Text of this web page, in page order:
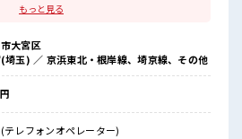
こともあります♪
ライベート満喫！
る≫
事です！
もっと見る
大宮区
(埼玉) ／ 京浜東北・根岸線、埼京線、その他
テレフォンオペレーター)